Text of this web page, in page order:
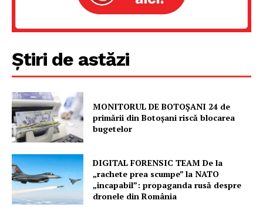
Un proiect
FREEDOM HOUSE ROMÂNIA
PRESShub
Știri de astăzi
MONITORUL DE BOTOȘANI 24 de
primării din Botoșani riscă blocarea
bugetelor
DIGITAL FORENSIC TEAM De la
„rachete prea scumpe” la NATO
„incapabil”: propaganda rusă despre
dronele din România